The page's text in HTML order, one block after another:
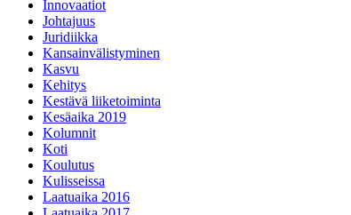
Innovaatiot
Johtajuus
Juridiikka
Kansainvälistyminen
Kasvu
Kehitys
Kestävä liiketoiminta
Kesäaika 2019
Kolumnit
Koti
Koulutus
Kulisseissa
Laatuaika 2016